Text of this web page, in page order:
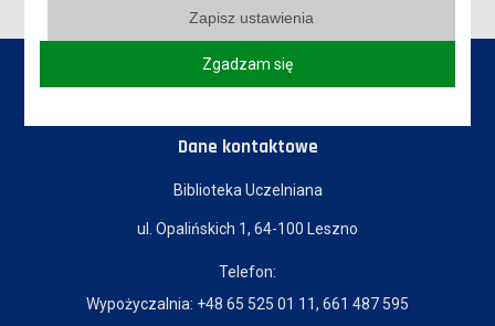
Dane kontaktowe
Biblioteka Uczelniana
ul. Opalińskich 1, 64-100 Leszno
Telefon:
Wypożyczalnia: +48 65 525 01 11, 661 487 595
Zapisz ustawienia
Zgadzam się